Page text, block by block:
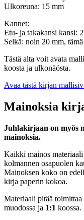
Ulkoreuna: 15 mm
Kannet:
Etu- ja takakansi kansi:
Selkä: noin 20 mm,
Tästä alta voit avata
koosta ja ulkonäösta.
Avaa tästä kirjan
Mainoksia
Juhlakirjaan on myös
mainoksia.
Kaikki mainos
kolmannen osapuolen
Mainoksen koko on
kirja paperin kokoa.
Materiaali pitää
muodossa ja 1:1 koossa.